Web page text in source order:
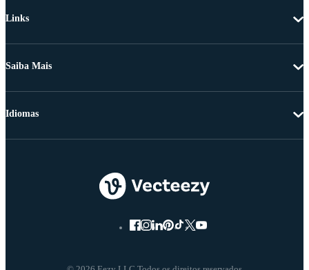
Links
Saiba Mais
Idiomas